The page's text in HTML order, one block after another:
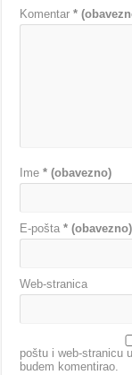
Komentar*
Ime* (obavezno)
E-pošta* (obavezno)
Web-stranica
poštu i web-stranicu
budem komentirao.